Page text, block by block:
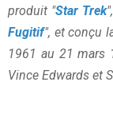
produit "Star Trek
Fugitif", et conçu
1961 au 21 mars
Vince Edwards et